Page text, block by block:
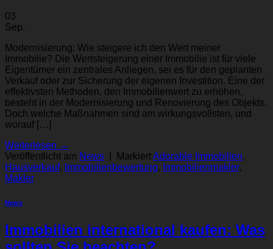
03
Sep.
Modernisierung: Wie steigere ich den Wert meiner
Immobilie? Die Wertsteigerung einer Immobilie ist für viele
Eigentümer ein zentrales Anliegen, sei es für den geplanten
Verkauf oder zur Sicherung der eigenen Investition. Eine der
effektivsten Methoden, den Immobilienwert zu erhöhen,
besteht in der Modernisierung und Renovierung des Objekts.
Doch welche Maßnahmen sind am wirkungsvollsten, und
worauf […]
Weiterlesen →
Veröffentlicht am News MarkiertAdorable Immobilien,
Hausverkauf, Immobilienbewertung, Immobilienmakler,
Makler
News
Immobilien international kaufen: Was